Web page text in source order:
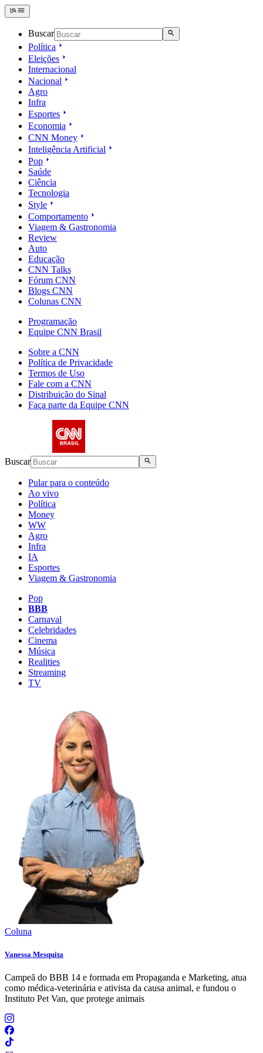
Buscar
Política
Eleições
Internacional
Nacional
Agro
Infra
Esportes
Economia
CNN Money
Inteligência Artificial
Pop
Saúde
Ciência
Tecnologia
Style
Comportamento
Viagem & Gastronomia
Review
Auto
Educação
CNN Talks
Fórum CNN
Blogs CNN
Colunas CNN
Programação
Equipe CNN Brasil
Sobre a CNN
Política de Privacidade
Termos de Uso
Fale com a CNN
Distribuição do Sinal
Faça parte da Equipe CNN
Buscar
Pular para o conteúdo
Ao vivo
Política
Money
WW
Agro
Infra
IA
Esportes
Viagem & Gastronomia
Pop
BBB
Carnaval
Celebridades
Cinema
Música
Realities
Streaming
TV
Coluna
Vanessa Mesquita
Campeã do BBB 14 e formada em Propaganda e Marketing, atua
como médica-veterinária e ativista da causa animal, e fundou o
Instituto Pet Van, que protege animais